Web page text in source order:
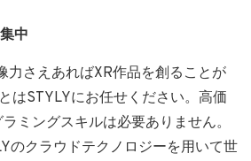
集中
力さえあればXR作品を創ることが
はSTYLYにお任せください。高価
ミングスキルは必要ありません。
のクラウドテクノロジーを用いて世